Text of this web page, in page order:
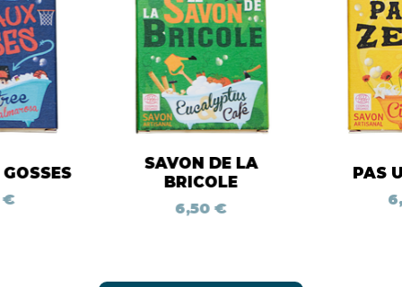
€
SAVON DE LA
BRICOLE
6,50 €
PAS